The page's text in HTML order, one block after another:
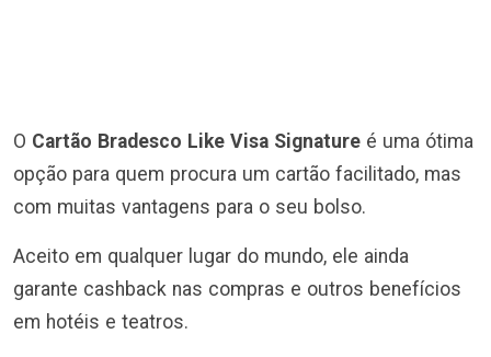
O Cartão Bradesco Like Visa Signature é uma ótima
opção para quem procura um cartão facilitado, mas
com muitas vantagens para o seu bolso.
Aceito em qualquer lugar do mundo, ele ainda
garante cashback nas compras e outros benefícios
em hotéis e teatros.